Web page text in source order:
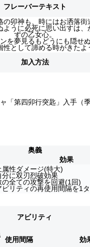
フレーバーテキスト
卯神も、時にはお洒落街
ように必死に思い出すは、
ずの乙女心。
を夢見るもどうにも隠せ
性として諦める時がきたよ
加入方法
「第四卯行突匙 」入手（
奥義
効果
属性ダメージ(特大)
分に双刃烈破効果
の全ての攻撃を回避(1回)
ビリティの再使用間隔を1
アビリティ
使用間隔 効